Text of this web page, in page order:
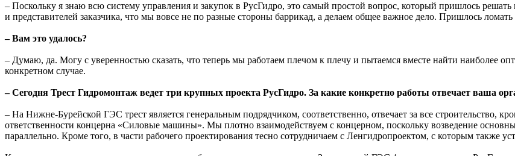
– Поскольку я знаю всю систему управления и закупок в РусГидро, это самый простой вопрос, который пришлось
и представителей заказчика, что мы вовсе не по разные стороны баррикад, а делаем общее важное дело. Пришлось
– Вам это удалось?
– Думаю, да. Могу с уверенностью сказать, что теперь мы работаем плечом к плечу и пытаемся вместе найти наиболее
конкретном случае.
– Сегодня Трест Гидромонтаж ведет три крупных проекта РусГидро. За какие конкретно работы отвечает ваша
– На Нижне-Бурейской ГЭС трест является генеральным подрядчиком, соответственно, отвечает за все строительство,
ответственности концерна «Силовые машины». Мы плотно взаимодействуем с концерном, поскольку возведение
параллельно. Кроме того, в части рабочего проектирования тесно сотрудничаем с Ленгидропроектом, с которым также